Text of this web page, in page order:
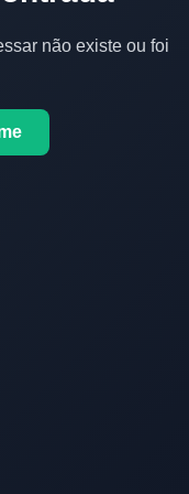
não existe ou foi